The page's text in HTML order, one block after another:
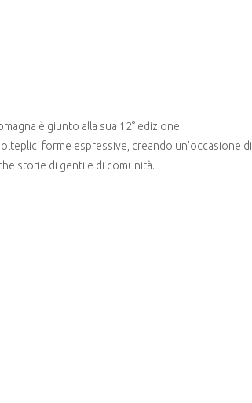
è giunto alla sua 12° edizione!
forme espressive, creando un’occasione di
storie di genti e di comunità.